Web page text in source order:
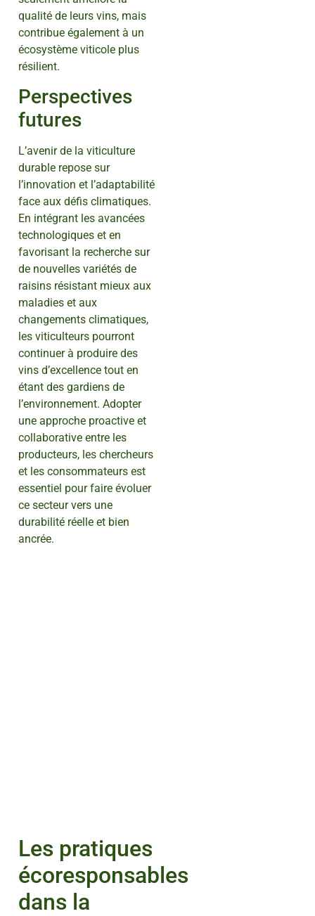
qualité de leurs vins, mais
contribue également à un
écosystème viticole plus
résilient.
Perspectives
futures
L’avenir de la viticulture
durable repose sur
l’innovation et l’adaptabilité
face aux défis climatiques.
En intégrant les avancées
technologiques et en
favorisant la recherche sur
de nouvelles variétés de
raisins résistant mieux aux
maladies et aux
changements climatiques,
les viticulteurs pourront
continuer à produire des
vins d’excellence tout en
étant des gardiens de
l’environnement. Adopter
une approche proactive et
collaborative entre les
producteurs, les chercheurs
et les consommateurs est
essentiel pour faire évoluer
ce secteur vers une
durabilité réelle et bien
ancrée.
Les pratiques
écoresponsables
dans la